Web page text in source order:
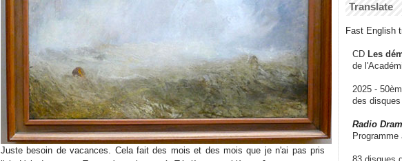
Juste besoin de vacances. Cela fait des mois et des mois que je n'ai pas pris
Translate
Fast English
CD Les
de
2025 -
des
Radio
Programme